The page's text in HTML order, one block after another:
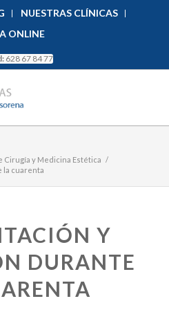
NUESTRAS CLÍNICAS
ONLINE
628 67 84 77
Cirugía y Medicina Estética /
la cuarenta
Y
DURANTE